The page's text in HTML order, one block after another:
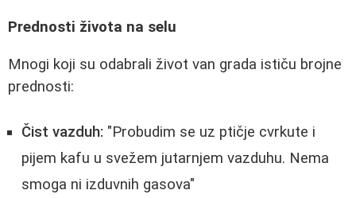
Prednosti života na selu
Mnogi koji su odabrali život van grada ističu brojne
prednosti:
Čist vazduh: "Probudim se uz ptičje cvrkute i
pijem kafu u svežem jutarnjem vazduhu. Nema
smoga ni izduvnih gasova"